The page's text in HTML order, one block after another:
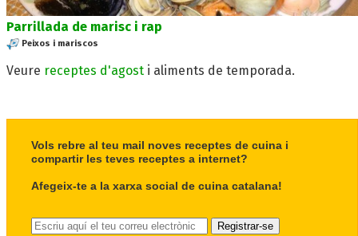
Parrillada de marisc i rap
Peixos i mariscos
Veure receptes d'agost i aliments de temporada.
Vols rebre al teu mail noves receptes de cuina i
compartir les teves receptes a internet?
Afegeix-te a la xarxa social de cuina catalana!